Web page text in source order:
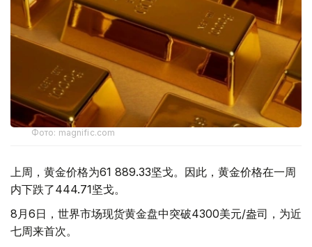
Фото: magnific.com
上周，黄金价格为61 889.33坚戈。因此，黄金价格在一周
内下跌了444.71坚戈。
8月6日，世界市场现货黄金盘中突破4300美元/盎司，为近
七周来首次。